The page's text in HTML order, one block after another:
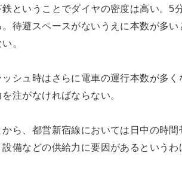
鉄ということでダイヤの密度は高い。
。待避スペースがないうえに本数が多
。
シュ時はさらに電車の運行本数が多
注がなければならない。
から、都営新宿線においては日中の時
備などの供給力に要因があるというわ